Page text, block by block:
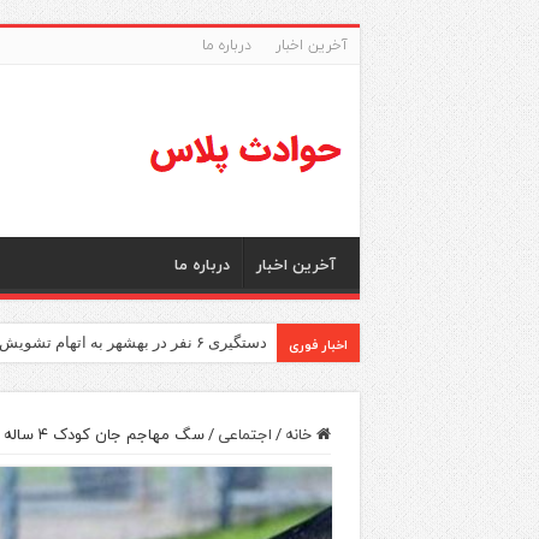
آخرین اخبار درباره ما
آخرین اخبار درباره ما
اخبار فوری دستگیری ۶ نفر در بهشهر به اتهام تشویش اذهان عمومی
خانه /اجتماعی /سگ مهاجم جان کودک ۴ ساله را تهدید کرد!